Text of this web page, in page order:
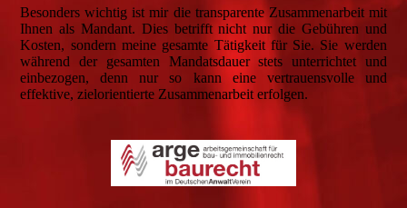
Besonders wichtig ist mir die transparente Zusammenarbeit mit
Ihnen als Mandant. Dies betrifft nicht nur die Gebühren und
Kosten, sondern meine gesamte Tätigkeit für Sie. Sie werden
während der gesamten Mandatsdauer stets unterrichtet und
einbezogen, denn nur so kann eine vertrauensvolle und
effektive, zielorientierte Zusammenarbeit erfolgen.